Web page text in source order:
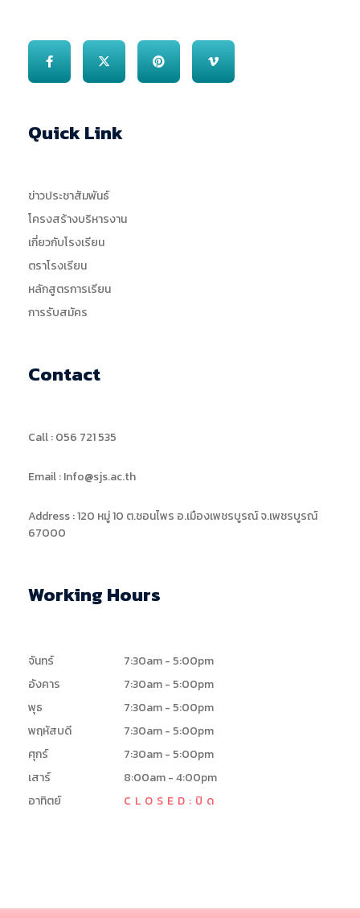
Quick Link
ข่าวประชาสัมพันธ์
โครงสร้างบริหารงาน
เกี่ยวกับโรงเรียน
ตราโรงเรียน
หลักสูตรการเรียน
การรับสมัคร
Contact
Call : 056 721 535
Email : Info@sjs.ac.th
Address : 120 หมู่ 10 ต.ชอนไพร อ.เมืองเพชรบูรณ์ จ.เพชรบูรณ์
67000
Working Hours
จันทร์
7:30am - 5:00pm
อังคาร
7:30am - 5:00pm
พุธ
7:30am - 5:00pm
พฤหัสบดี
7:30am - 5:00pm
ศุกร์
7:30am - 5:00pm
เสาร์
8:00am - 4:00pm
อาทิตย์
CLOSED:ปิด